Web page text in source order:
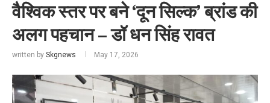
वैश्विक स्तर पर बने ‘दून सिल्क’ ब्रांड की
अलग पहचान – डॉ धन सिंह रावत
written by Skgnews May 17, 2026